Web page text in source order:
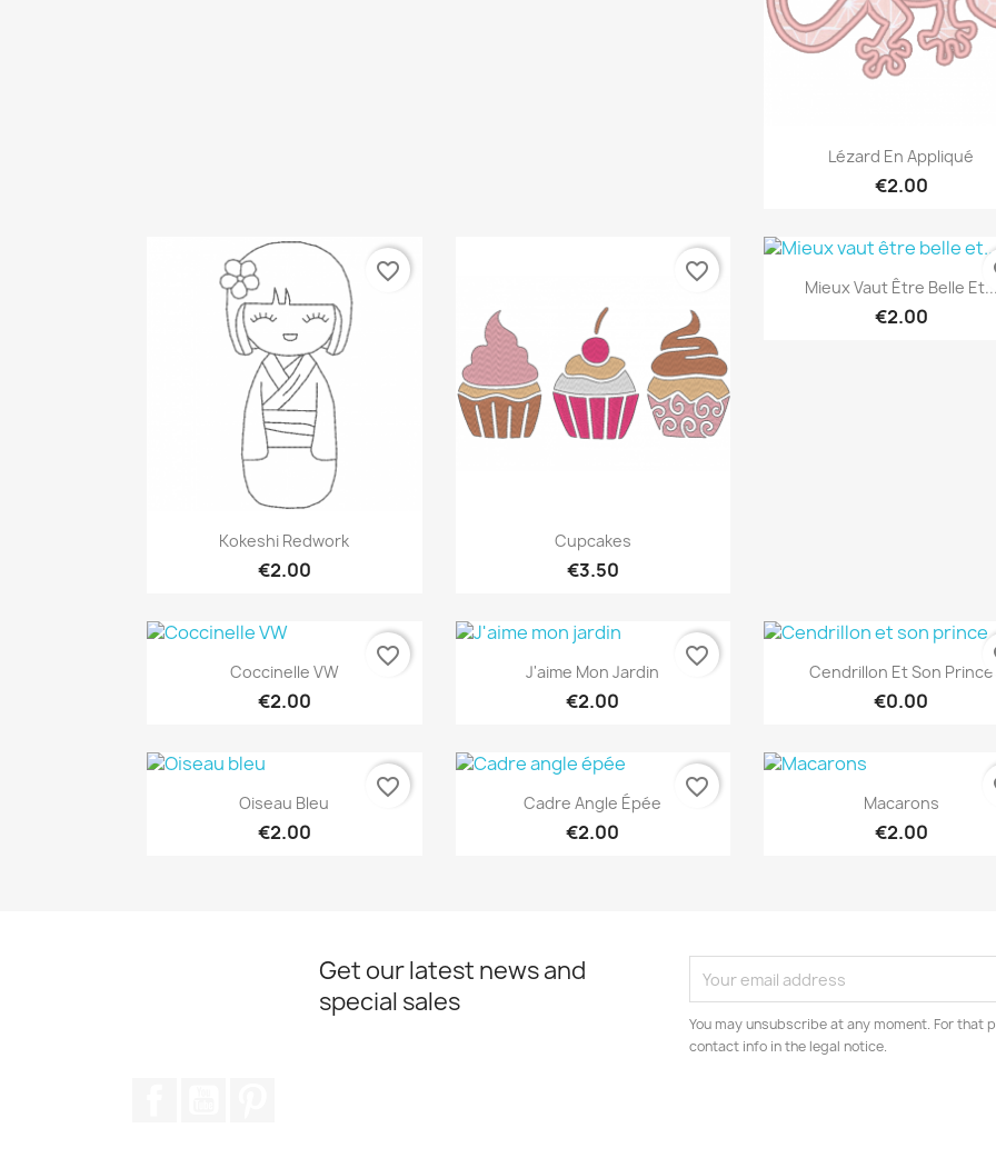
Quick view
Lézard En Appliqué
€2.00
Quick view
Kokeshi Redwork
€2.00
favorite_border
Quick view
Cupcakes
€3.50
favorite_border Quick view
Mieux Vaut Être Belle Et...
€2.00
Quick view
Coccinelle VW
€2.00
favorite_border Quick view
J'aime Mon Jardin
€2.00
favorite_border Quick view
Cendrillon Et Son Prince
€0.00
Quick view
Oiseau Bleu
€2.00
favorite_border Quick view
Cadre Angle Épée
€2.00
favorite_border Quick view
Macarons
€2.00
Get our latest news and
special sales
You may unsubscribe at any moment. For that
contact info in the legal notice.